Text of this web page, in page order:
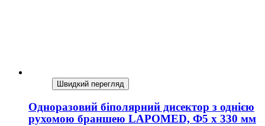
Швидкий перегляд
Одноразовий біполярний дисектор з однією
рухомою браншею LAPOMED, Ф5 x 330 мм